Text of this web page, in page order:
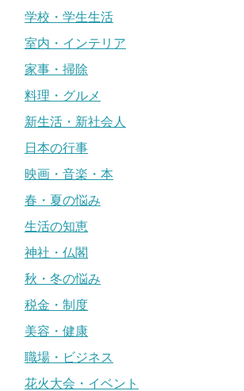
学校・学生生活
室内・インテリア
家事・掃除
料理・グルメ
新生活・新社会人
日本の行事
映画・音楽・本
春・夏の悩み
生活の知恵
神社・仏閣
秋・冬の悩み
税金・制度
美容・健康
職場・ビジネス
花火大会・イベント